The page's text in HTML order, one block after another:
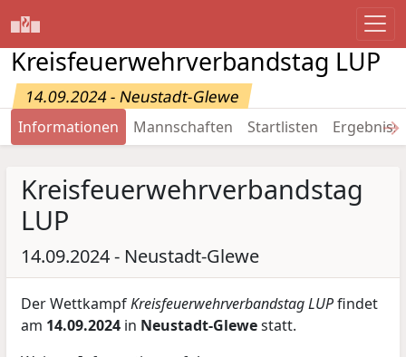
Kreisfeuerwehrverbandstag LUP
14.09.2024 - Neustadt-Glewe
Informationen Mannschaften Startlisten →
Kreisfeuerwehrverbandstag
LUP
14.09.2024 - Neustadt-Glewe
Der WettkampfKreisfeuerwehrverbandstag LUPfindet
am 14.09.2024 in Neustadt-Glewestatt.